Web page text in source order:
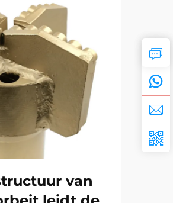
van